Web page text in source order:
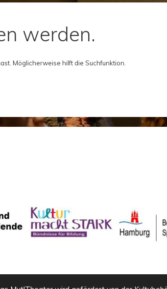
werden.
Möglicherweise hilft die Suchfunktion.